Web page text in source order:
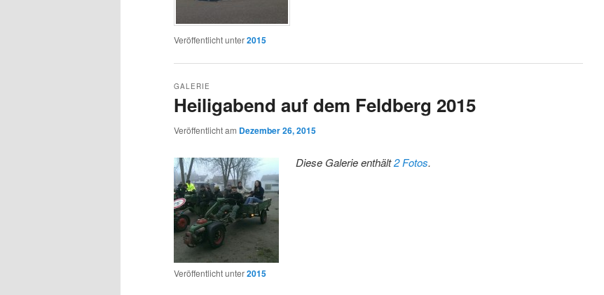
Veröffentlicht unter2015
Heiligabend auf dem Feldberg 2015
GALERIE
Veröffentlicht am Dezember 26, 2015
Diese Galerie enthält2 Fotos.
Veröffentlicht unter2015